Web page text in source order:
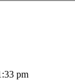
pm